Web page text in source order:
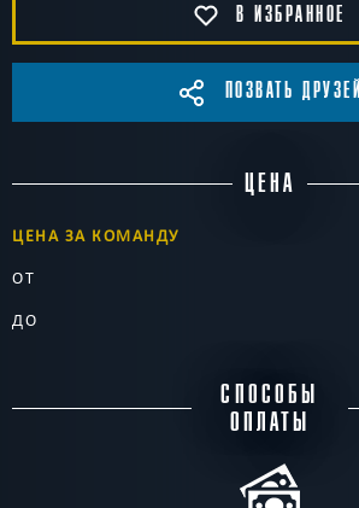
В ИЗБРАННОЕ
ПОЗВАТЬ ДРУЗЕЙ
ЦЕНА
ЦЕНА ЗА КОМАНДУ
ОТ
ДО
СПОСОБЫ
ОПЛАТЫ